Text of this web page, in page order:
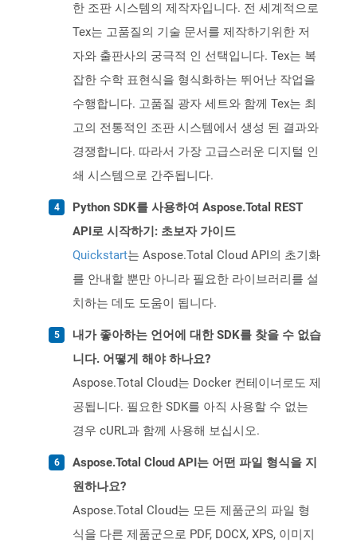
한 조판 시스템의 제작자입니다. 전 세계적으로
Tex는 고품질의 기술 문서를 제작하기위한 저
자와 출판사의 궁극적 인 선택입니다. Tex는 복
잡한 수학 표현식을 형식화하는 뛰어난 작업을
수행합니다. 고품질 광자 세트와 함께 Tex는 최
고의 전통적인 조판 시스템에서 생성 된 결과와
경쟁합니다. 따라서 가장 고급스러운 디지털 인
쇄 시스템으로 간주됩니다.
Python SDK를 사용하여 Aspose.Total REST
API로 시작하기: 초보자 가이드
Quickstart는 Aspose.Total Cloud API의 초기화
를 안내할 뿐만 아니라 필요한 라이브러리를 설
치하는 데도 도움이 됩니다.
내가 좋아하는 언어에 대한 SDK를 찾을 수 없습
니다. 어떻게 해야 하나요?
Aspose.Total Cloud는 Docker 컨테이너로도 제
공됩니다. 필요한 SDK를 아직 사용할 수 없는
경우 cURL과 함께 사용해 보십시오.
Aspose.Total Cloud API는 어떤 파일 형식을 지
원하나요?
Aspose.Total Cloud는 모든 제품군의 파일 형
식을 다른 제품군으로 PDF, DOCX, XPS, 이미지